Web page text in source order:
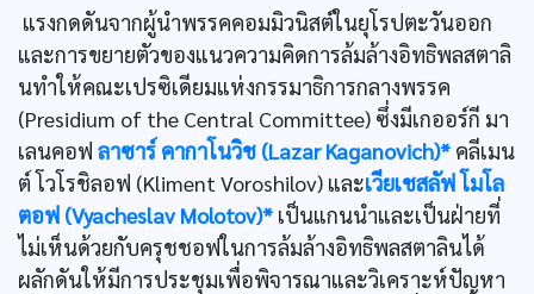
แรงกดดันจากผู้นำพรรคคอมมิวนิสต์ในยุโรปตะวันออก
และการขยายตัวของแนวความคิดการล้มล้างอิทธิพลสตาลิ
นทำให้คณะเปรซิเดียมแห่งกรรมาธิการกลางพรรค
(Presidium of the Central Committee) ซึ่งมีเกออร์กี มา
เลนคอฟ ลาซาร์ คากาโนวิช (Lazar Kaganovich)* คลีเมน
ต์ โวโรชิลอฟ (Kliment Voroshilov) และเวียเชสลัฟ โมโล
ตอฟ (Vyacheslav Molotov)* เป็นแกนนำและเป็นฝ่ายที่
ไม่เห็นด้วยกับครุชชอฟในการล้มล้างอิทธิพลสตาลินได้
ผลักดันให้มีการประชุมเพื่อพิจารณาและวิเคราะห์ปัญหา